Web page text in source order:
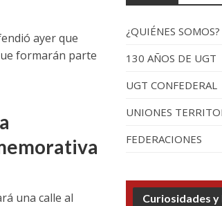
comenzó su recorrido por España
ayer que
formarán parte
una calle al
¿QUIÉNES SOMOS?
130 AÑOS DE UGT
UGT CONFEDERAL
UNIONES
FEDERACIONES
Curiosidades